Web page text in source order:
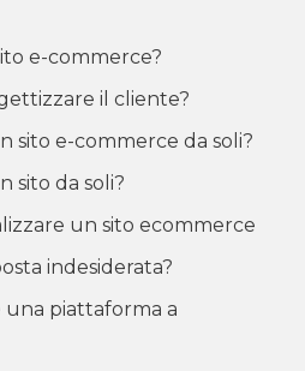
e-commerce?
il cliente?
sito e-commerce da soli?
sito da soli?
un sito ecommerce
indesiderata?
una piattaforma a